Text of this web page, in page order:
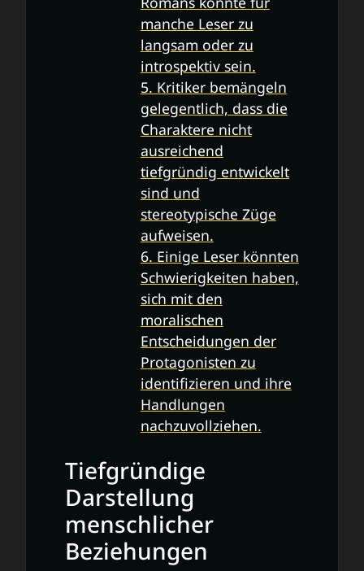
manche Leser zu
langsam oder zu
introspektiv sein.
5. Kritiker bemängeln
gelegentlich, dass die
Charaktere nicht
ausreichend
tiefgründig entwickelt
sind und
stereotypische Züge
aufweisen.
6. Einige Leser könnten
Schwierigkeiten haben,
sich mit den
moralischen
Entscheidungen der
Protagonisten zu
identifizieren und ihre
Handlungen
nachzuvollziehen.
Tiefgründige
Darstellung
menschlicher
Beziehungen